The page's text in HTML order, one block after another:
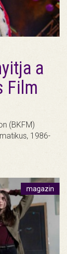
a
Film
(BKFM)
1986-
magazin